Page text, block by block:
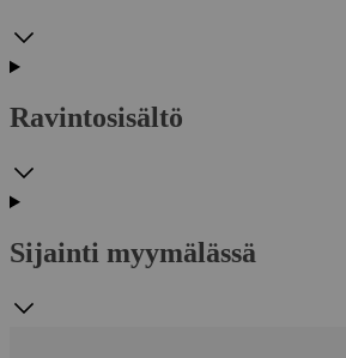
Ravintosisältö
Sijainti myymälässä